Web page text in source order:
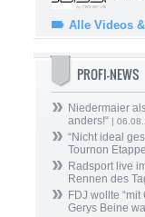
Alle Videos
PROFI-NEWS
Niedermaier
anders!“ |
“Nicht ideal
Tournon
Radsport live
Rennen des
FDJ wollte
Gerys Beine